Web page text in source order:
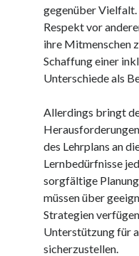
August 2024
Juli 2024
Juni 2024
Mai 2024
April 2024
Februar 2024
Januar 2024
Dezember 2023
November 2023
Kategorien
barrierefreie website
gegenüber Vielfalt.
Respekt vor
ihre Mitmenschen
Schaffung einer
Unterschiede als
Allerdings bringt
des Lehrplans an
Lernbedürfnisse
sorgfältige
müssen über
Strategien
Unterstützung für
sicherzustellen.